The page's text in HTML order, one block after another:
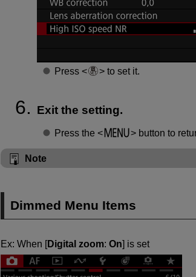
Press to set it.
Exit the setting.
Press the button to
Note
Dimmed Menu Items
Ex: When [Digital zoom: On] is set